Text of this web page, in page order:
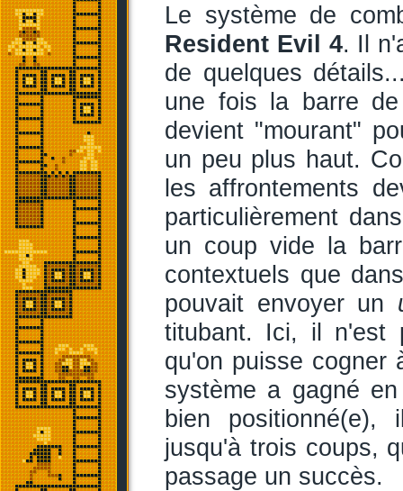
Le système de
Resident Evil 4. Il
de quelques
une fois la barre
devient "mourant"
un peu plus haut.
les affrontements
particulièrement
un coup vide la
contextuels que
pouvait envoyer un
titubant. Ici, il n'est
qu'on puisse cogner
système a gagné
bien
jusqu'à trois coups,
passage un succès.